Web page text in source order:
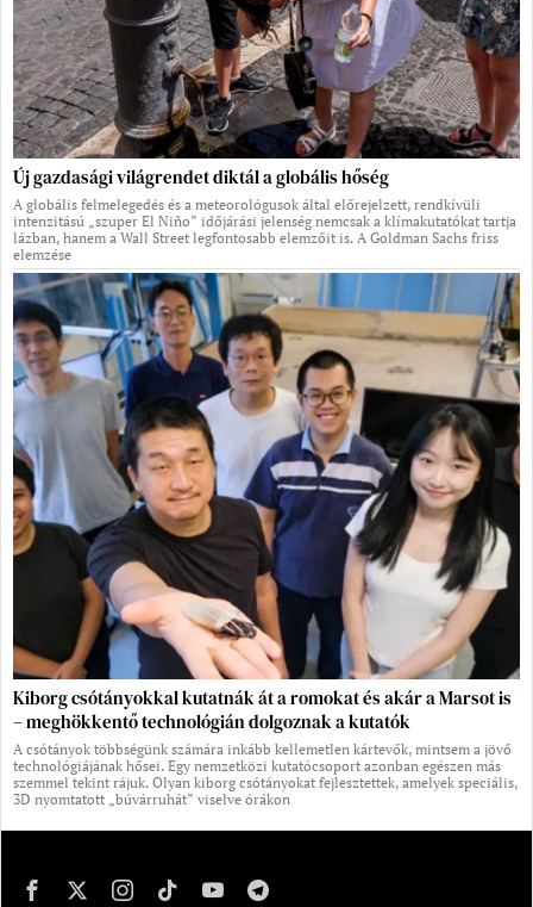
Új gazdasági világrendet diktál a globális hőség
A globális felmelegedés és a meteorológusok által előrejelzett, rendkívüli
intenzitású „szuper El Niño” időjárási jelenség nemcsak a klímakutatókat tartja
lázban, hanem a Wall Street legfontosabb elemzőit is. A Goldman Sachs friss
elemzése
Kiborg csótányokkal kutatnák át a romokat és akár a Marsot is
– meghökkentő technológián dolgoznak a kutatók
A csótányok többségünk számára inkább kellemetlen kártevők, mintsem a jövő
technológiájának hősei. Egy nemzetközi kutatócsoport azonban egészen más
szemmel tekint rájuk. Olyan kiborg csótányokat fejlesztettek, amelyek speciális,
3D nyomtatott „búvárruhát” viselve órákon